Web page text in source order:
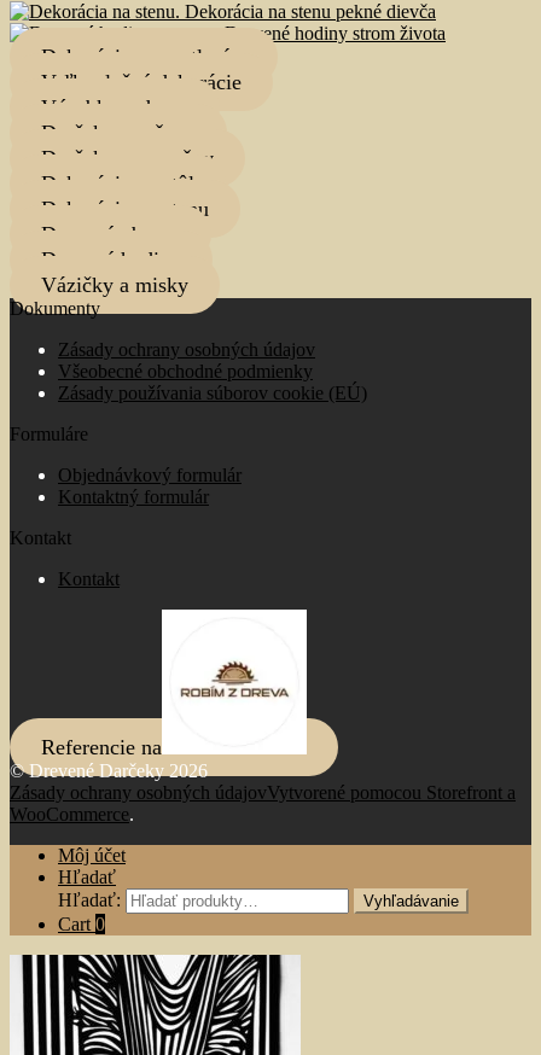
Dekorácia na stenu pekné dievča
Drevené hodiny strom života
Dekorácie s osvetlením
Veľkoplošné dekorácie
Výrobky z dreva
Darčeky pre ženy
Darčeky pre mužov
Dekorácie na stôl
Dekorácie na stenu
Drevené obrazy
Drevené hodiny
Vázičky a misky
Dokumenty
Zásady ochrany osobných údajov
Všeobecné obchodné podmienky
Zásady používania súborov cookie (EÚ)
Formuláre
Objednávkový formulár
Kontaktný formulár
Kontakt
Kontakt
Referencie na
© Drevené Darčeky 2026
Zásady ochrany osobných údajovVytvorené pomocou Storefront a
WooCommerce.
Môj účet
Hľadať
Hľadať:
Vyhľadávanie
Cart0